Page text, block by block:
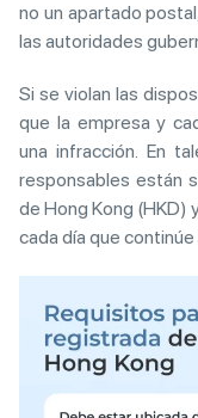
no un apartado
las autoridades
Si se violan las
que la empresa y
una infracción. En
responsables están
de Hong Kong (HKD)
cada día que continúe